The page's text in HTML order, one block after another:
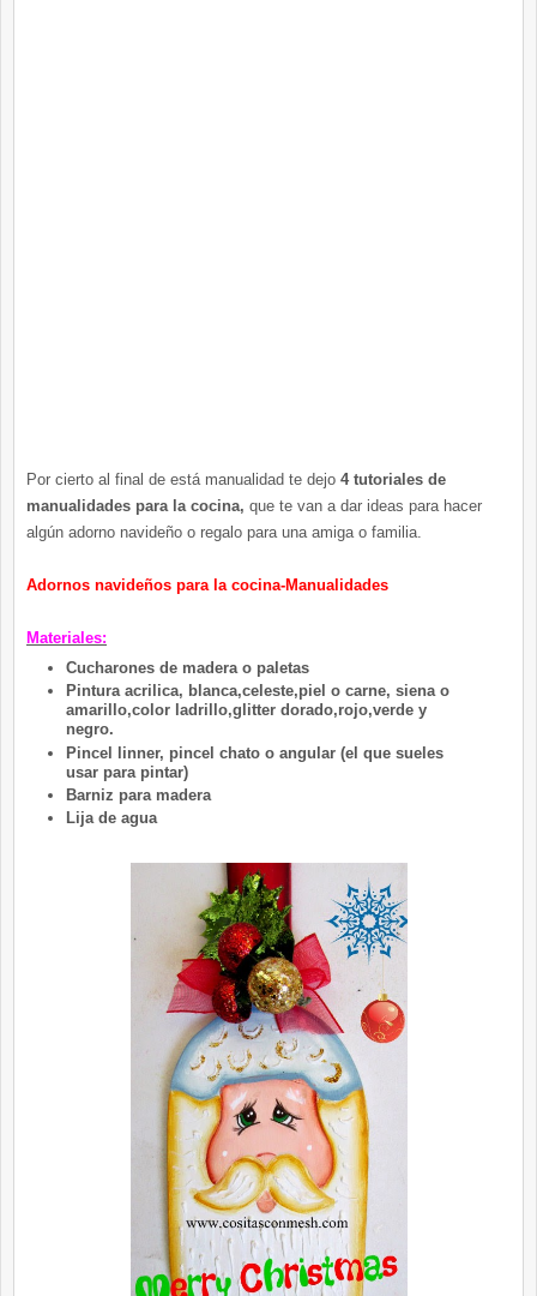
Por cierto al final de está manualidad te dejo 4 tutoriales de
manualidades para la cocina, que te van a dar ideas para hacer
algún adorno navideño o regalo para una amiga o familia.
Adornos navideños para la cocina-Manualidades
Materiales:
Cucharones de madera o paletas
Pintura acrilica, blanca,celeste,piel o carne, siena o
amarillo,color ladrillo,glitter dorado,rojo,verde y
negro.
Pincel linner, pincel chato o angular (el que sueles
usar para pintar)
Barniz para madera
Lija de agua